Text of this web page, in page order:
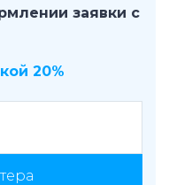
заявки с
20%